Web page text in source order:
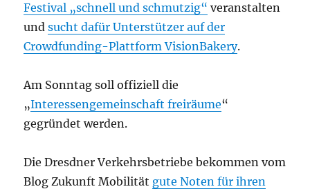
Festival „schnell und schmutzig“ veranstalten
undsucht dafür Unterstützer auf der
Crowdfunding-Plattform VisionBakery.
Am Sonntag soll offiziell die
„Interessengemeinschaft freiräume“
gegründet werden.
Die Dresdner Verkehrsbetriebe bekommen vom
Blog Zukunft Mobilität gute Noten für ihren